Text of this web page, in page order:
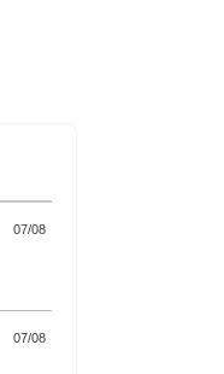
07/08
07/08